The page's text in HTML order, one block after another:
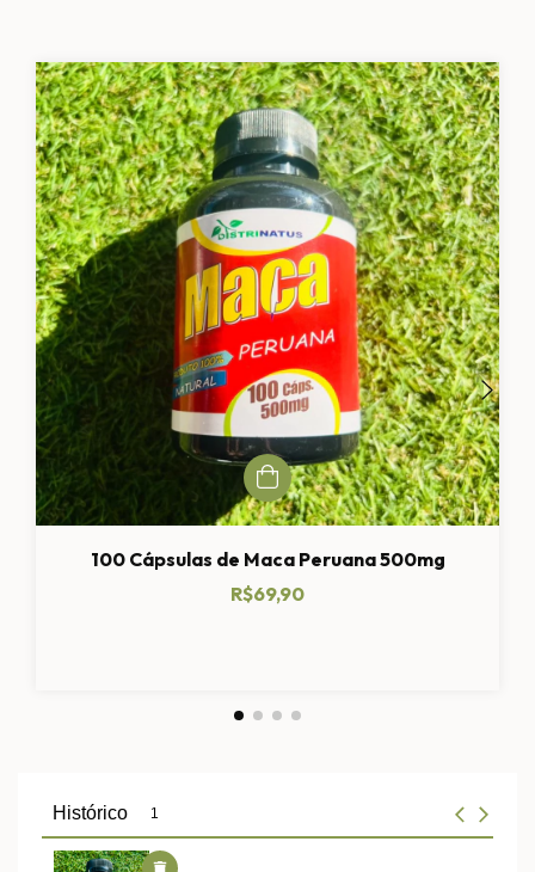
100 Cápsulas de Maca Peruana 500mg
R$69,90